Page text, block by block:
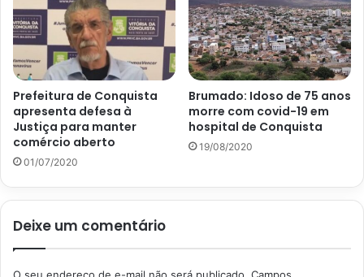
Prefeitura de Conquista
apresenta defesa à
Justiça para manter
comércio aberto
01/07/2020
Brumado: Idoso de 75 anos
morre com covid-19 em
hospital de Conquista
19/08/2020
Deixe um comentário